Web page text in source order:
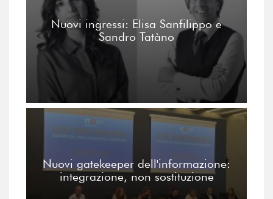
Nuovi ingressi: Elisa Sanfilippo e
Sandro Tatàno
Nuovi gatekeeper dell'informazione:
integrazione, non sostituzione